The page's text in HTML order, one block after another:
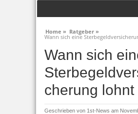
Home » Ratgeber »
Wann sich eine
Wann sich
cherung lohnt
Geschrieben von 1st-News am